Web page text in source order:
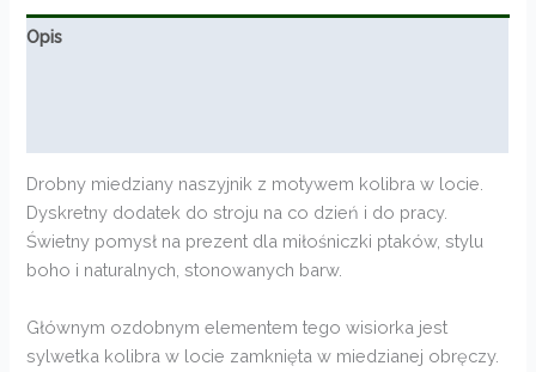
Opis
Drobny miedziany naszyjnik z motywem kolibra w locie.
Dyskretny dodatek do stroju na co dzień i do pracy.
Świetny pomysł na prezent dla miłośniczki ptaków, stylu
boho i naturalnych, stonowanych barw.
Głównym ozdobnym elementem tego wisiorka jest
sylwetka kolibra w locie zamknięta w miedzianej obręczy.